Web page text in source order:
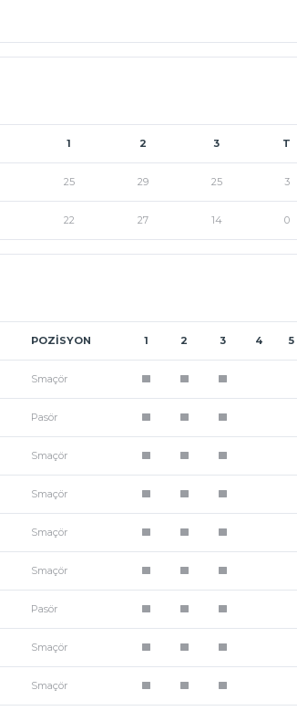
1 2 3 T
25 29 25 3
22 27 14 0
POZISYON 1 2 3 4 5
Smaçör
Pasör
Smaçör
Smaçör
Smaçör
Smaçör
Pasör
Smaçör
Smaçör